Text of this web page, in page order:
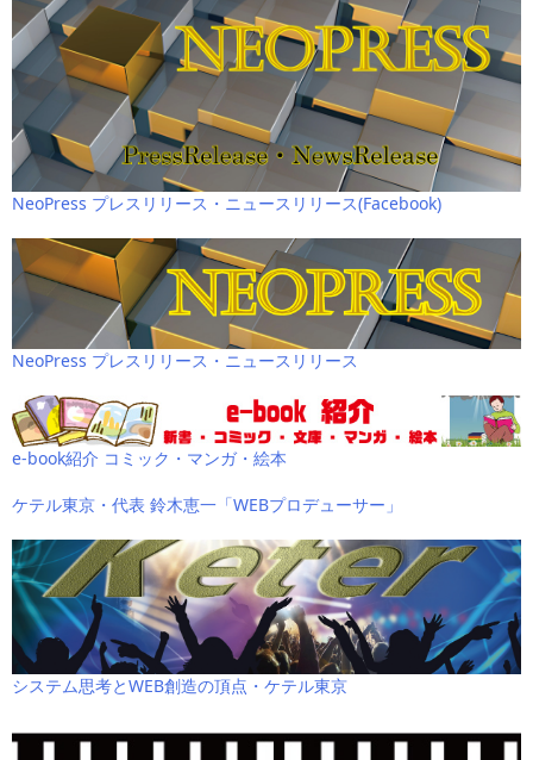
NeoPress プレスリリース・ニュースリリース(Facebook)
NeoPress プレスリリース・ニュースリリース
e-book紹介 コミック・マンガ・絵本
ケテル東京・代表 鈴木恵一「WEBプロデューサー」
システム思考とWEB創造の頂点・ケテル東京